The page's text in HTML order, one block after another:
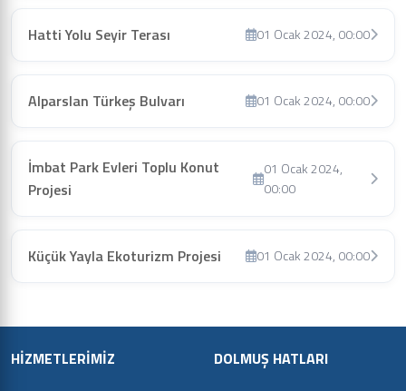
Hatti Yolu Seyir Terası 01 Ocak 2024, 00:00
Alparslan Türkeş Bulvarı 01 Ocak 2024, 00:00
İmbat Park Evleri Toplu Konut
Projesi
01 Ocak 2024,
00:00
Küçük Yayla Ekoturizm Projesi 01 Ocak 2024, 00:00
HİZMETLERİMİZ DOLMUŞ HATLARI